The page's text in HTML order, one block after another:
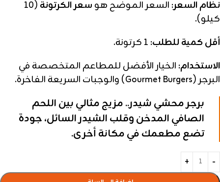
نظام السعر: السعر الموضح هو سعر الكرتونة (10
كيلو).
أقل كمية للطلب:
الاستخدام: الخيار الأفضل للمطاعم المتخصصة في
البرجر (Gourmet Burgers) والوجبات السريعة الفاخرة.
برجر محشي شيدر.. مزيج مثالي بين اللحم
الصافي المدخن وقلب الشيدر السائل، جودة
تضع مطعمك في مكانة أخرى.